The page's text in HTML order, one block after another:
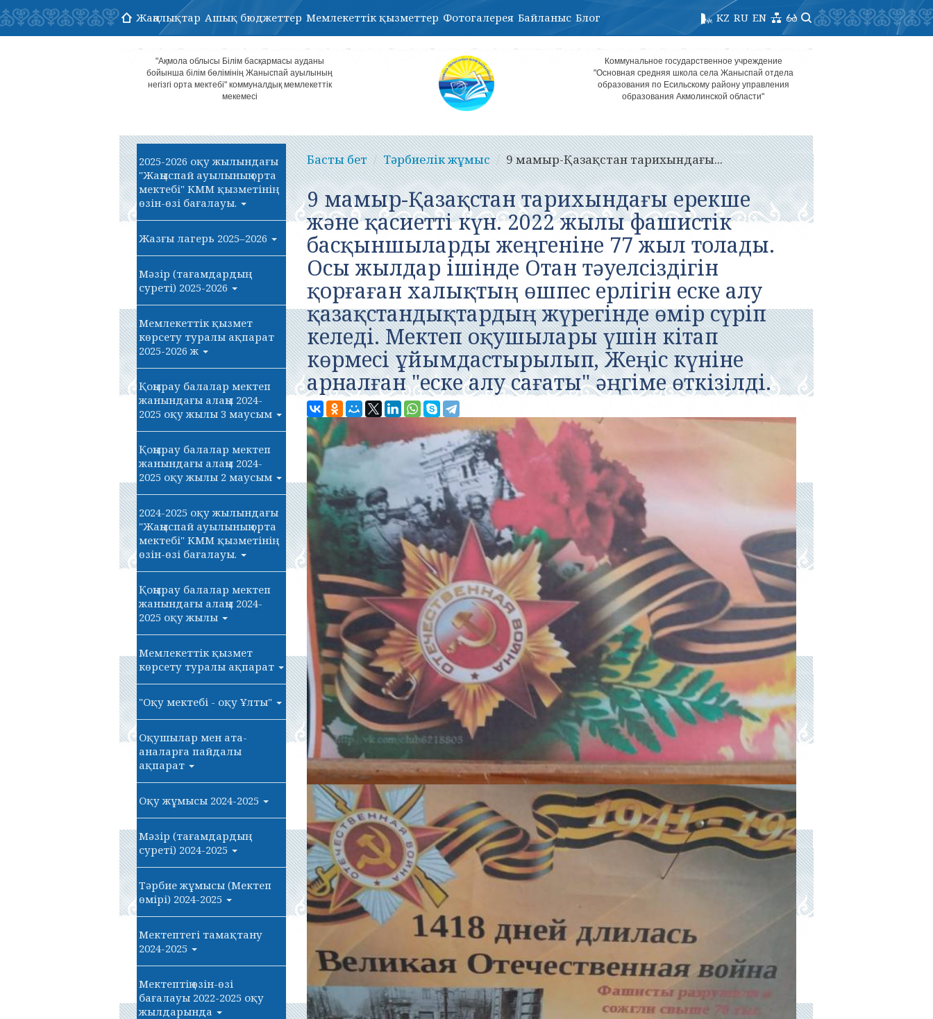
Жаңалықтар Ашық бюджеттер Мемлекеттік қызметтер Фотогалерея Байланыс Блог EN
RU
KZ
"Ақмола облысы Білім басқармасы ауданы
бойынша білім бөлімінің Жаныспай ауылының
негізгі орта мектебі" коммуналдық мемлекеттік
мекемесі
Коммунальное государственное учреждение
"Основная средняя школа села Жаныспай отдела
образования по Есильскому району управления
образования Акмолинской области"
2025-2026 оқу жылындағы
"Жаңыспай ауылының орта
мектебі" КММ қызметінің
өзін-өзі бағалауы.
Жазғы лагерь 2025–2026
Мәзір (тағамдардың
суреті) 2025-2026
Мемлекеттік қызмет
көрсету туралы ақпарат
2025-2026 ж
Қоңырау балалар мектеп
жанындағы алаңы 2024-
2025 оқу жылы 3 маусым
Қоңырау балалар мектеп
жанындағы алаңы 2024-
2025 оқу жылы 2 маусым
2024-2025 оқу жылындағы
"Жаңыспай ауылының орта
мектебі" КММ қызметінің
өзін-өзі бағалауы.
Қоңырау балалар мектеп
жанындағы алаңы 2024-
2025 оқу жылы
Мемлекеттік қызмет
көрсету туралы ақпарат
"Оқу мектебі - оқу Ұлты"
Оқушылар мен ата-
аналарға пайдалы
ақпарат
Оқу жұмысы 2024-2025
Мәзір (тағамдардың
суреті) 2024-2025
Тәрбие жұмысы (Мектеп
өмірі) 2024-2025
Мектептегі тамақтану
2024-2025
Мектептің өзін-өзі
бағалауы 2022-2025 оқу
жылдарында
Басты бет Тәрбиелік жұмыс 9 мамыр-Қазақстан тарихындағы...
9 мамыр-Қазақстан тарихындағы ерекше
және қасиетті күн. 2022 жылы фашистік
басқыншыларды жеңгеніне 77 жыл толады.
Осы жылдар ішінде Отан тәуелсіздігін
қорғаған халықтың өшпес ерлігін еске алу
қазақстандықтардың жүрегінде өмір сүріп
келеді. Мектеп оқушылары үшін кітап
көрмесі ұйымдастырылып, Жеңіс күніне
арналған "еске алу сағаты" әңгіме өткізілді.